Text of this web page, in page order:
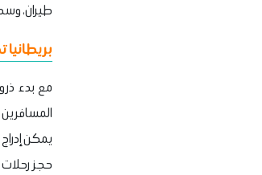
طيران،
مع بدء
يمكن
حجز رحلات